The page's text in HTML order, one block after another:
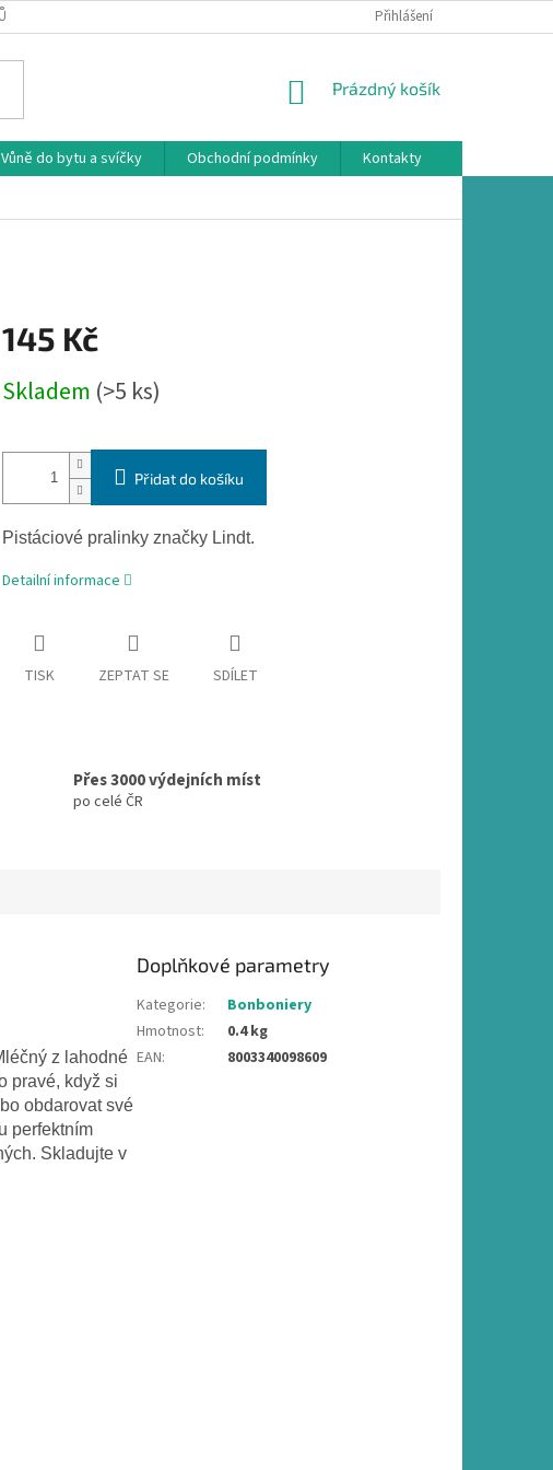
Přihlášení
NÁKUPNÍ
Prázdný košík
Vůně do bytu a svíčky Obchodní podmínky
Kontakty
145 Kč
cena:
Skladem (>5 ks)
Přidat do košíku
Pistáciové pralinky značky Lindt.
Detailní informace
TISK ZEPTAT SE SDÍLET
Přes 3000 výdejních míst
po celé ČR
z lahodné
pravé, když si
obdarovat své
perfektním
Skladujte v
Doplňkové parametry
Kategorie:
Bonboniery
Hmotnost:
0.4 kg
EAN: 8003340098609